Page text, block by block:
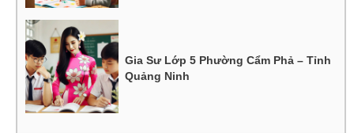
Gia Sư Lớp 5 Phường Cẩm Phả – Tỉnh
Quảng Ninh